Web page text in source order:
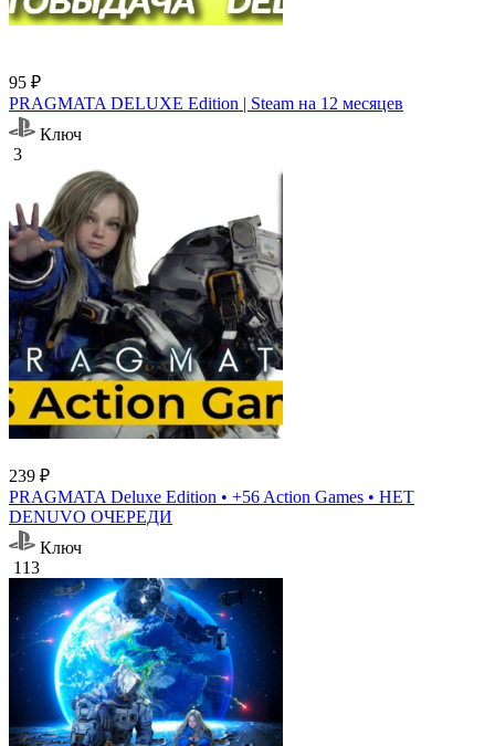
95 ₽
PRAGMATA DELUXE Edition | Steam на 12 месяцев
Ключ
3
239 ₽
PRAGMATA Deluxe Edition • +56 Action Games • НЕТ
DENUVO ОЧЕРЕДИ
Ключ
113